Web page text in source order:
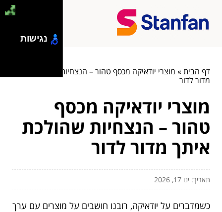
דף הבית» מוצרי יודאיקה מכסף טהור – הנצחיות שהולכת איתך
מדור לדור
מוצרי יודאיקה מכסף
טהור – הנצחיות שהולכת
איתך מדור לדור
תאריך: ינו 17, 2026
כשמדברים על יודאיקה, רובנו חושבים על מוצרים עם ערך
נגישות